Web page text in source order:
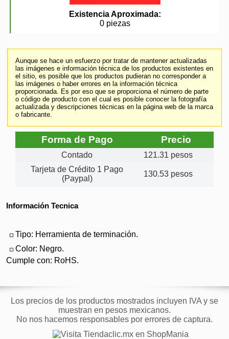
Existencia Aproximada:
0 piezas
Aunque se hace un esfuerzo por tratar de mantener actualizadas
las imágenes e información técnica de los productos existentes en
el sitio, es posible que los productos pudieran no corresponder a
las imágenes o haber errores en la información técnica
proporcionada. Es por eso que se proporciona el número de parte
o código de producto con el cual es posible conocer la fotografía
actualizada y descripciones técnicas en la página web de la marca
o fabricante.
Forma de Pago Precio
Contado
121.31 pesos
Tarjeta de Crédito 1 Pago
(Paypal)
130.53 pesos
Información Tecnica
Tipo: Herramienta de terminación.
Color: Negro.
Cumple con: RoHS.
Los precios de los productos mostrados incluyen IVA y se
muestran en pesos mexicanos.
No nos hacemos responsables por errores de captura.